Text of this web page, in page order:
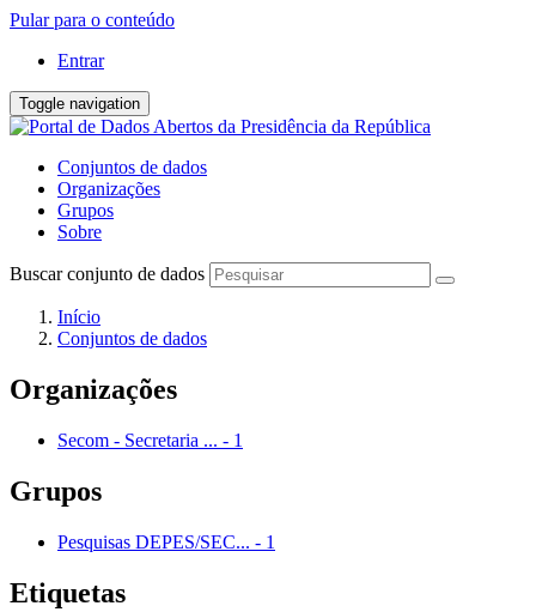
Pular para o conteúdo
Entrar
Toggle navigation
Conjuntos de dados
Organizações
Grupos
Sobre
Buscar conjunto de dados
Início
Conjuntos de dados
Organizações
Secom - Secretaria ... - 1
Grupos
Pesquisas DEPES/SEC... - 1
Etiquetas